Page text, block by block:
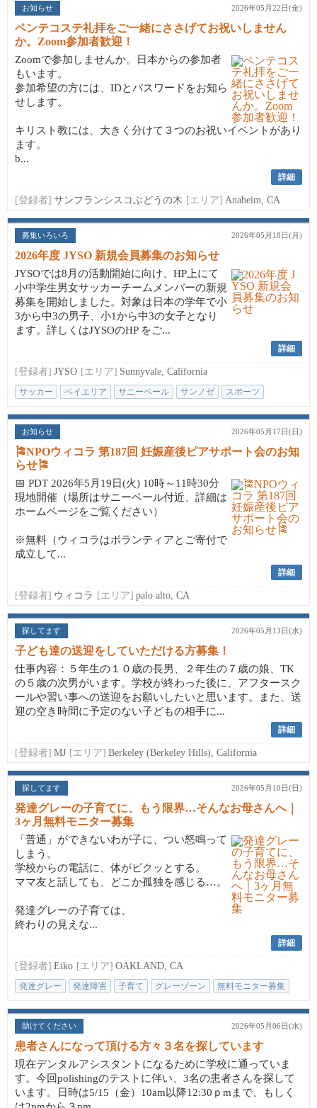
お知らせ 2026年05月22日(金)
ペンテコステ礼拝をご一緒にささげてお祝いしません
か。Zoom参加者歓迎！
Zoomで参加しませんか。日本からの参加者
もいます。
参加希望の方には、IDとパスワードをお知ら
せします。
キリスト教には、大きく分けて３つのお祝いイベントがあり
ます。
b...
詳細
[登録者] サンフランシスコぶどうの木 [エリア] Anaheim, CA
募集いろいろ 2026年05月18日(月)
2026年度 JYSO 新規会員募集のお知らせ
JYSOでは8月の活動開始に向け、HP上にて
小中学生男女サッカーチームメンバーの新規
募集を開始しました。対象は日本の学年で小
3から中3の男子、小1から中3の女子となり
ます。詳しくはJYSOのHP をご...
詳細
[登録者] JYSO [エリア] Sunnyvale, California
サッカー ベイエリア サニーベール サンノゼ スポーツ
お知らせ 2026年05月17日(日)
🎏NPOウィコラ 第187回 妊娠産後ピアサポート会のお知
らせ🎏
📅 PDT 2026年5月19日(火) 10時～11時30分
現地開催（場所はサニーベール付近、詳細は
ホームページをご覧ください）
※無料（ウィコラはボランティアとご寄付で
成立して...
詳細
[登録者] ウィコラ [エリア] palo alto, CA
探してます 2026年05月13日(水)
子ども達の送迎をしていただける方募集！
仕事内容：５年生の１０歳の長男、２年生の７歳の娘、TK
の５歳の次男がいます。学校が終わった後に、アフタースク
ールや習い事への送迎をお願いしたいと思います。また、送
迎の空き時間に予定のない子どもの相手に...
詳細
[登録者] MJ [エリア] Berkeley (Berkeley Hills), California
探してます 2026年05月10日(日)
発達グレーの子育てに、もう限界…そんなお母さんへ｜
3ヶ月無料モニター募集
「普通」ができないわが子に、つい怒鳴って
しまう。
学校からの電話に、体がビクッとする。
ママ友と話しても、どこか孤独を感じる…。
発達グレーの子育ては、
終わりの見えな...
詳細
[登録者] Eiko [エリア] OAKLAND, CA
発達グレー 発達障害 子育て グレーゾーン 無料モニター募集
助けてください 2026年05月06日(水)
患者さんになって頂ける方々３名を探しています
現在デンタルアシスタントになるために学校に通っていま
す。今回polishingのテストに伴い、3名の患者さんを探して
います。日時は5/15（金）10am以降12:30ｐmまで、もしく